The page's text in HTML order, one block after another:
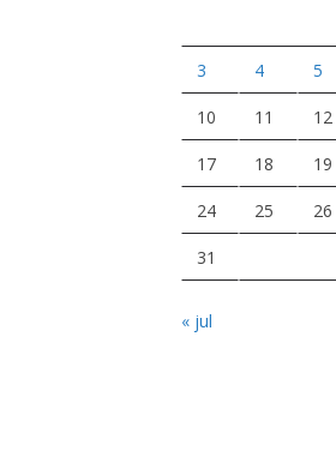
3 4 5
10 11 12
17 18 19
24 25 26
31
« jul